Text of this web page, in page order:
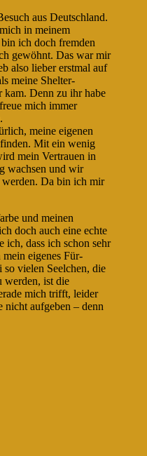
aus Deutschland.
in meinem
ich doch fremden
gewöhnt. Das war mir
also lieber erstmal auf
meine Shelter-
kam. Denn zu ihr habe
mich immer
meine eigenen
Mit ein wenig
mein Vertrauen in
wachsen und wir
werden. Da bin ich mir
und meinen
doch auch eine echte
ich, dass ich schon sehr
eigenes Für-
vielen Seelchen, die
werden, ist die
mich trifft, leider
aufgeben – denn